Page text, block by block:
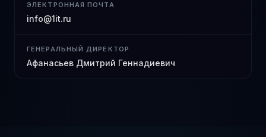
ЭЛЕКТРОННАЯ ПОЧТА
info@1it.ru
ГЕНЕРАЛЬНЫЙ ДИРЕКТОР
Афанасьев Дмитрий Геннадиевич